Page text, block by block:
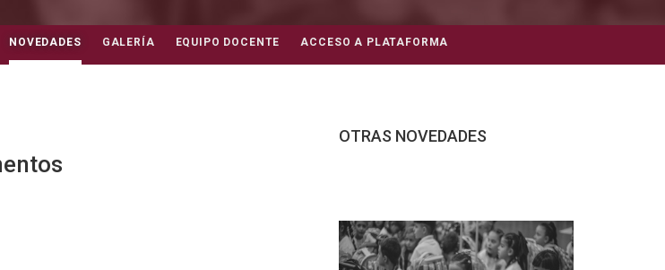
NOVEDADES GALERÍA EQUIPO DOCENTE ACCESO A PLATAFORMA
OTRAS NOVEDADES